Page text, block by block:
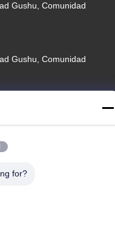
Gushu, Comunidad
Gushu, Comunidad
for?